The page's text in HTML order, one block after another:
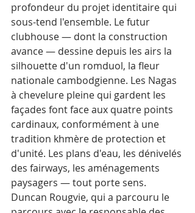
profondeur du projet identitaire qui
sous-tend l'ensemble. Le futur
clubhouse — dont la construction
avance — dessine depuis les airs la
silhouette d'un romduol, la fleur
nationale cambodgienne. Les Nagas
à chevelure pleine qui gardent les
façades font face aux quatre points
cardinaux, conformément à une
tradition khmère de protection et
d'unité. Les plans d'eau, les dénivelés
des fairways, les aménagements
paysagers — tout porte sens.
Duncan Rougvie, qui a parcouru le